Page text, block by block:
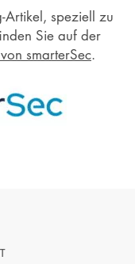
Artikel, speziell zu
Sie auf der
smarterSec.